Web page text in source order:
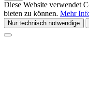
Diese Website verwendet
bieten zu können. Mehr
Nur technisch notwendige